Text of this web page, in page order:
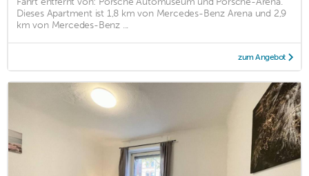
Dieses Apartment ist 1,8 km von Mercedes-Benz Arena und 2,9
km von Mercedes-Benz ...
zum Angebot